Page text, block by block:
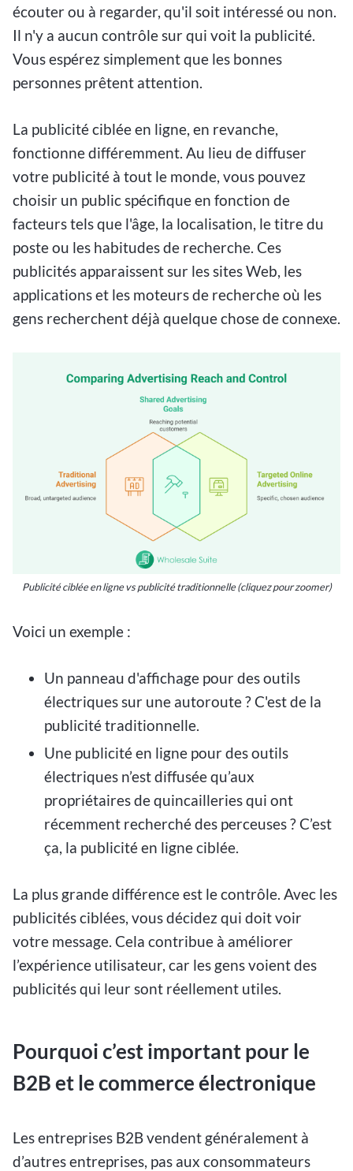
écouter ou à regarder, qu'il soit intéressé ou non.
Il n'y a aucun contrôle sur qui voit la publicité.
Vous espérez simplement que les bonnes
personnes prêtent attention.
La publicité ciblée en ligne, en revanche,
fonctionne différemment. Au lieu de diffuser
votre publicité à tout le monde, vous pouvez
choisir un public spécifique en fonction de
facteurs tels que l'âge, la localisation, le titre du
poste ou les habitudes de recherche. Ces
publicités apparaissent sur les sites Web, les
applications et les moteurs de recherche où les
gens recherchent déjà quelque chose de connexe.
Publicité ciblée en ligne vs publicité traditionnelle (cliquez pour zoomer)
Voici un exemple :
Un panneau d'affichage pour des outils
électriques sur une autoroute ? C'est de la
publicité traditionnelle.
Une publicité en ligne pour des outils
électriques n’est diffusée qu’aux
propriétaires de quincailleries qui ont
récemment recherché des perceuses ? C’est
ça, la publicité en ligne ciblée.
La plus grande différence est le contrôle. Avec les
publicités ciblées, vous décidez qui doit voir
votre message. Cela contribue à améliorer
l’expérience utilisateur, car les gens voient des
publicités qui leur sont réellement utiles.
Pourquoi c’est important pour le
B2B et le commerce électronique
Les entreprises B2B vendent généralement à
d’autres entreprises, pas aux consommateurs